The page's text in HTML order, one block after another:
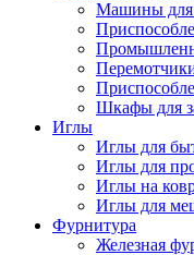
Машины для
Шкафы для
Иглы
Иглы для
Иглы для
Иглы на
Иглы для
Фурнитура
Железная